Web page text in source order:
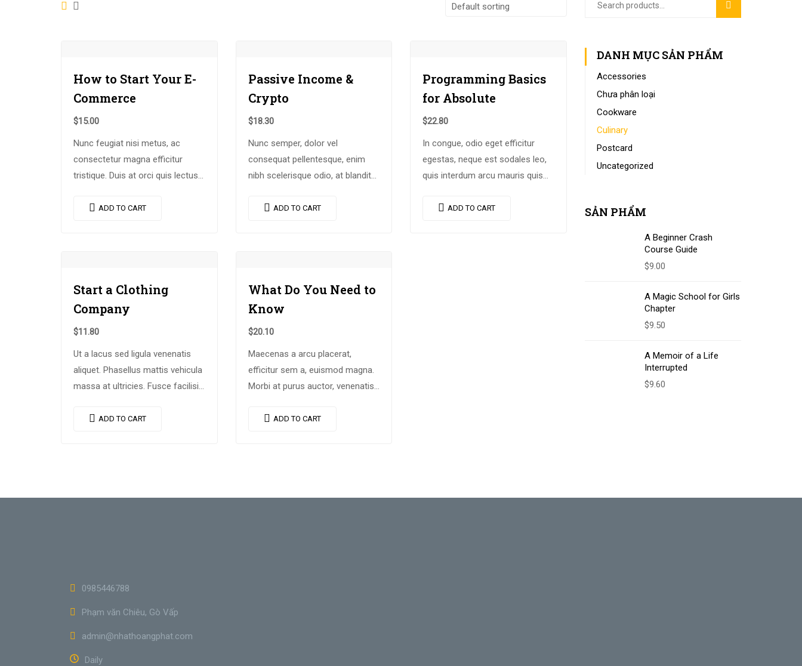
How to Start Your E-
Commerce
$15.00
Nunc feugiat nisi metus, ac
consectetur magna efficitur
tristique. Duis at orci quis lectus
Morbi condimentum blandit ex.
ADD TO CART
Passive Income &
Crypto
$18.30
Nunc semper, dolor vel
consequat pellentesque, enim
nibh scelerisque odio, at blandit
dictum risus ex, quis scelerisque
ADD TO CART
Programming Basics
for Absolute
$22.80
In congue, odio eget efficitur
egestas, neque est sodales leo,
quis interdum arcu mauris quis
Suspendisse ornare, lorem sed
ADD TO CART
Start a Clothing
Company
$11.80
Ut a lacus sed ligula venenatis
aliquet. Phasellus mattis vehicula
massa at ultricies. Fusce facilisis
ultrices lobortis augue, vitae
ADD TO CART
What Do You Need to
Know
$20.10
Maecenas a arcu placerat,
efficitur sem a, euismod magna.
Morbi at purus auctor, venenatis
Pellentesque bibendum orci non
ADD TO CART
DANH MỤC SẢN PHẨM
Accessories
Chưa phân loại
Cookware
Culinary
Postcard
Uncategorized
SẢN PHẨM
A Beginner Crash
Course Guide
$9.00
A Magic School for Girls
Chapter
$9.50
A Memoir of a Life
Interrupted
$9.60
0985446788
Phạm văn Chiêu, Gò Vấp
admin@nhathoangphat.com
Daily